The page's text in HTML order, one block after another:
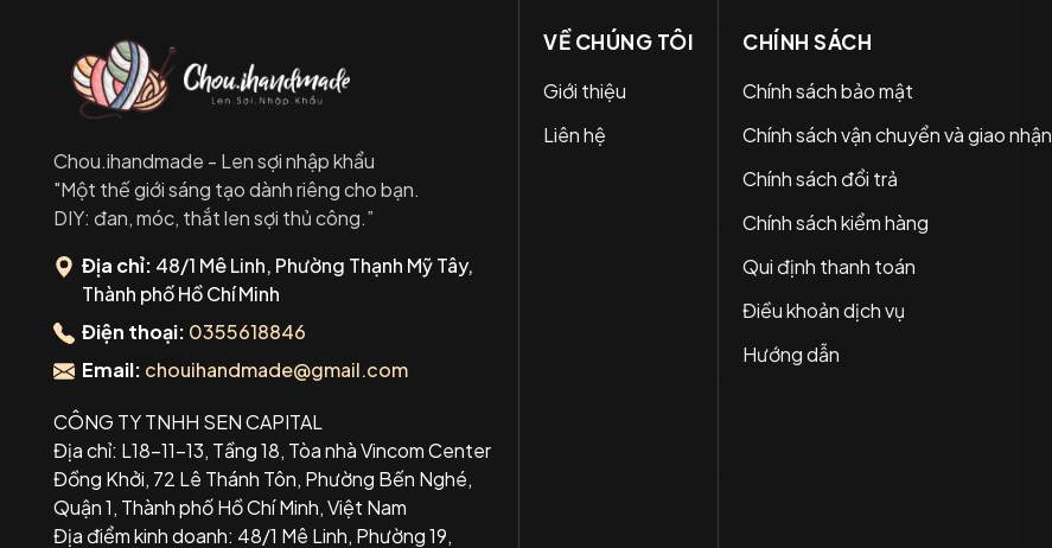
Chou.ihandmade - Len sợi nhập khẩu
"Một thế giới sáng tạo dành riêng cho bạn.
DIY: đan, móc, thắt len sợi thủ công.”
Địa chỉ: 48/1 Mê Linh, Phường Thạnh Mỹ Tây,
Thành phố Hồ Chí Minh
Điện thoại: 0355618846
Email: chouihandmade@gmail.com
CÔNG TY TNHH SEN CAPITAL
Địa chỉ: L18-11-13, Tầng 18, Tòa nhà Vincom Center
Đồng Khởi, 72 Lê Thánh Tôn, Phường Bến Nghé,
Quận 1, Thành phố Hồ Chí Minh, Việt Nam
Địa điểm kinh doanh: 48/1 Mê Linh, Phường 19,
VỀ CHÚNG TÔI
Giới thiệu
Liên hệ
CHÍNH SÁCH
Chính sách bảo mật
Chính sách vận chuyển và giao nhận
Chính sách đổi trả
Chính sách kiểm hàng
Qui định thanh toán
Điều khoản dịch vụ
Hướng dẫn